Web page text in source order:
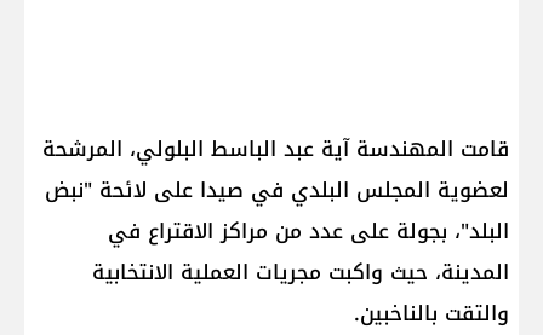
قامت المهندسة آية عبد الباسط البلولي، المرشحة
لعضوية المجلس البلدي في صيدا على لائحة "نبض
البلد"، بجولة على عدد من مراكز الاقتراع في
المدينة، حيث واكبت مجريات العملية الانتخابية
والتقت بالناخبين.